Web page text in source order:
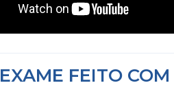
EXAME FEITO COM